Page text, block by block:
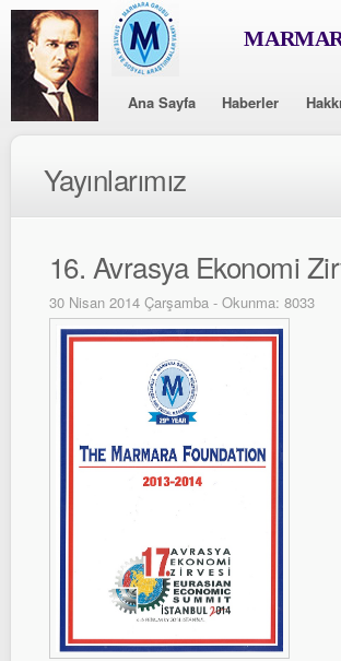
Ana Sayfa Haberler
Yayınlarımız
16. Avrasya Ekonomi
30 Nisan 2014 Çarşamba - Okunma: 8033